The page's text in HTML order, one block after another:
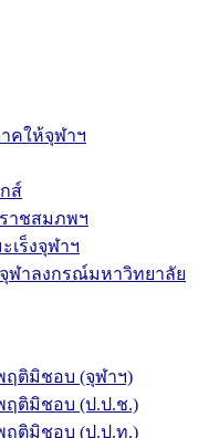
คให้จุฬาฯ
ส์
าชสมภพฯ
ร็งจุฬาฯ
ฬาลงกรณ์มหาวิทยาลัย
ฤติมิชอบ (จุฬาฯ)
ฤติมิชอบ (ป.ป.ช.)
ฤติมิชอบ (ป.ป.ท.)